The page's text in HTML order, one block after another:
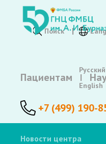
Поиск Lang
Русский
English
Пациентам
+7 (499) 190-
Новости центра